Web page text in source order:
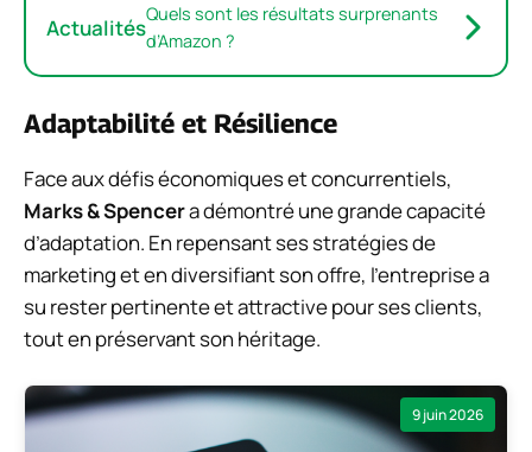
ActualitésQuels sont les résultats surprenants
d’Amazon ?
Adaptabilité et Résilience
Face aux défis économiques et concurrentiels,
Marks & Spencera démontré une grande capacité
d’adaptation. En repensant ses stratégies de
marketing et en diversifiant son offre, l’entreprise a
su rester pertinente et attractive pour ses clients,
tout en préservant son héritage.
9 juin 2026